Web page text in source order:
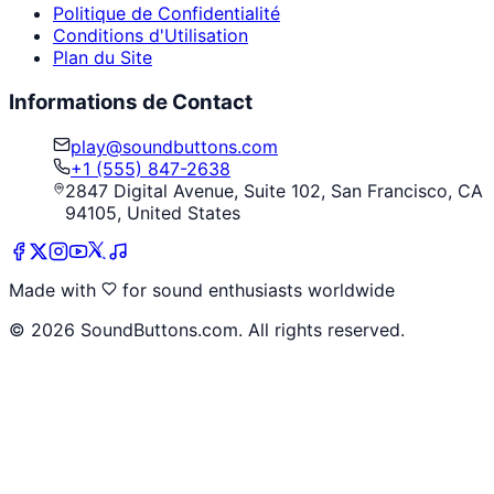
Politique de Confidentialité
Conditions d'Utilisation
Plan du Site
Informations de Contact
play@soundbuttons.com
+1 (555) 847-2638
2847 Digital Avenue, Suite 102, San Francisco, CA
94105, United States
Made with
for sound enthusiasts worldwide
© 2026 SoundButtons.com. All rights reserved.